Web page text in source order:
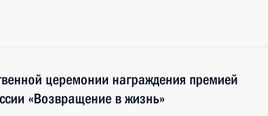
церемонии награждения премией
«Возвращение в жизнь»